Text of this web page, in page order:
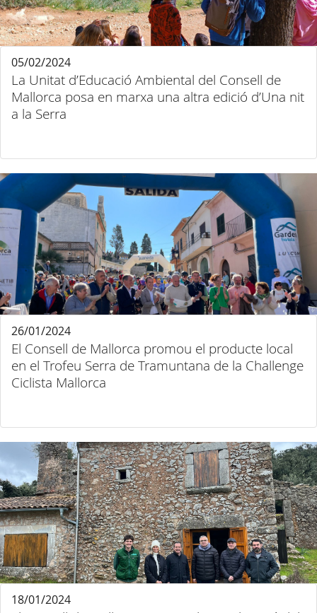
La Unitat d’Educació Ambiental del Consell de
Mallorca posa en marxa una altra edició d’Una nit
a la Serra
05/02/2024
El Consell de Mallorca promou el producte local
en el Trofeu Serra de Tramuntana de la Challenge
Ciclista Mallorca
26/01/2024
18/01/2024